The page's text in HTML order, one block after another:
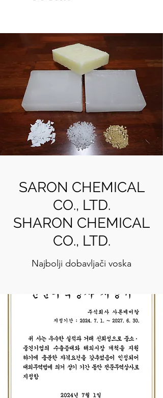
SARON CHEMICAL
CO., LTD.
SHARON CHEMICAL
CO., LTD.
Najbolji dobavljači voska